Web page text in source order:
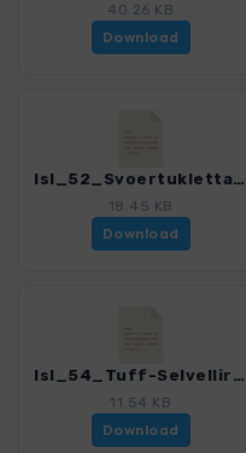
40.26 KB
Download
Isl_52_Svoertuklettar_4005_9.gpx
18.45 KB
Download
Isl_54_Tuff-Selvellir_4005_9.gpx
11.54 KB
Download